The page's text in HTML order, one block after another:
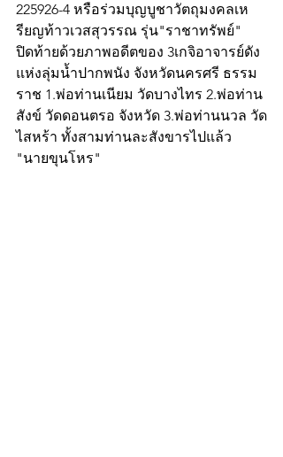
225926-4 หรือร่วมบุญบูชาวัตถุมงคลเห
รียญท้าวเวสสุวรรณ รุ่น"ราชาทรัพย์"
ปิดท้ายด้วยภาพอดีตของ 3เกจิอาจารย์ดัง
แห่งลุ่มน้ำปากพนัง จังหวัดนครศรี ธรรม
ราช 1.พ่อท่านเนียม วัดบางไทร 2.พ่อท่าน
สังข์ วัดดอนตรอ จังหวัด 3.พ่อท่านนวล วัด
ไสหร้า ทั้งสามท่านละสังขารไปแล้ว
"นายขุนโหร"